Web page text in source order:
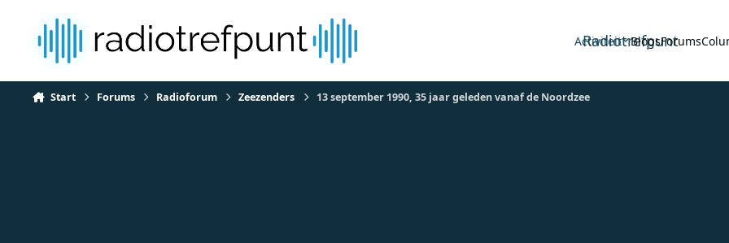
Radiotrefpunt
Activiteit BlogsForums
Start Forums Radioforum Zeezenders 13 september 1990, 35 jaar geleden vanaf de Noordzee